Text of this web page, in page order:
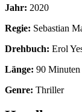
Jahr: 2020
Regie: Sebastian
Drehbuch: Erol
Länge: 90 Minuten
Genre: Thriller